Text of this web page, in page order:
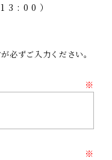
）
必ずご入力ください。
※
※